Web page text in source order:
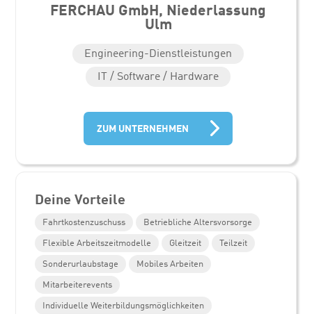
FERCHAU GmbH, Niederlassung
Ulm
Engineering-Dienstleistungen
IT / Software / Hardware
ZUM UNTERNEHMEN
Deine Vorteile
Fahrtkostenzuschuss
Betriebliche Altersvorsorge
Flexible Arbeitszeitmodelle
Gleitzeit
Teilzeit
Sonderurlaubstage
Mobiles Arbeiten
Mitarbeiterevents
Individuelle Weiterbildungsmöglichkeiten